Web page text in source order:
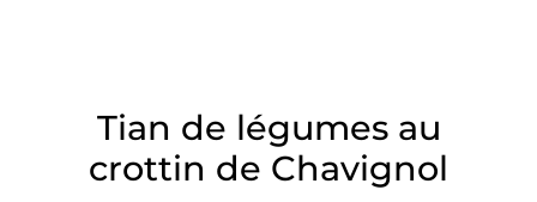
Tian de légumes au
crottin de Chavignol